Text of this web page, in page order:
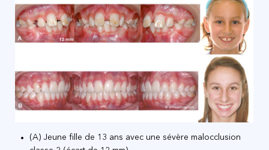
(A) Jeune fille de 13 ans avec une sévère malocclusion